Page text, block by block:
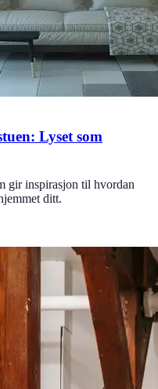
Lyset som
gir inspirasjon til hvordan
ditt.